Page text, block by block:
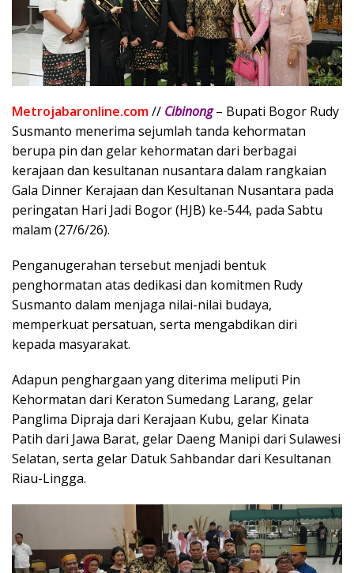
Metrojabaronline.com// Cibinong– Bupati Bogor Rudy
Susmanto menerima sejumlah tanda kehormatan
berupa pin dan gelar kehormatan dari berbagai
kerajaan dan kesultanan nusantara dalam rangkaian
Gala Dinner Kerajaan dan Kesultanan Nusantara pada
peringatan Hari Jadi Bogor (HJB) ke-544, pada Sabtu
malam (27/6/26).
Penganugerahan tersebut menjadi bentuk
penghormatan atas dedikasi dan komitmen Rudy
Susmanto dalam menjaga nilai-nilai budaya,
memperkuat persatuan, serta mengabdikan diri
kepada masyarakat.
Adapun penghargaan yang diterima meliputi Pin
Kehormatan dari Keraton Sumedang Larang, gelar
Panglima Dipraja dari Kerajaan Kubu, gelar Kinata
Patih dari Jawa Barat, gelar Daeng Manipi dari Sulawesi
Selatan, serta gelar Datuk Sahbandar dari Kesultanan
Riau-Lingga.